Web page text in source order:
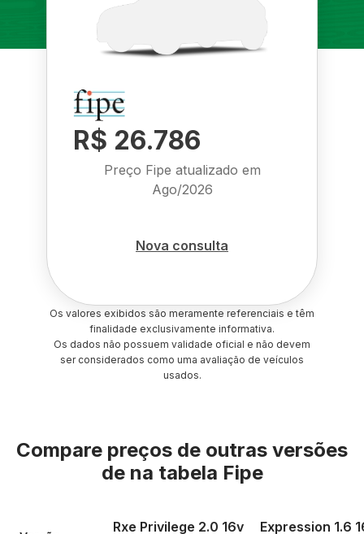
R$ 26.786
Preço Fipe atualizado em
Ago/2026
Nova consulta
Os valores exibidos são meramente referenciais e têm
finalidade exclusivamente informativa.
Os dados não possuem validade oficial e não devem
ser considerados como uma avaliação de veículos
usados.
Compare preços de outras versões
de na tabela Fipe
Rxe Privilege 2.0 16v
Expression 1.6